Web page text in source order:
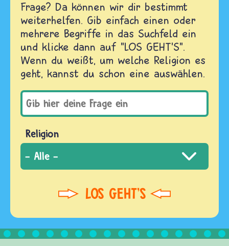
Frage? Da können wir dir bestimmt
weiterhelfen. Gib einfach einen oder
mehrere Begriffe in das Suchfeld ein
und klicke dann auf "LOS GEHT'S".
Wenn du weißt, um welche Religion es
geht, kannst du schon eine auswählen.
Religion